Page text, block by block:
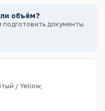
объём?
документы
/ Yellow,